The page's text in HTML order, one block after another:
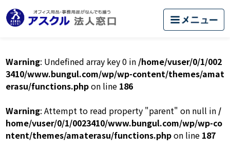
Warning: Undefined array key 0 in /home/vuser/0/1/002
3410/www.bungul.com/wp/wp-content/themes/amat
erasu/functions.phpon line 186
Warning: Attempt to read property "parent" on null in /
home/vuser/0/1/0023410/www.bungul.com/wp/wp-co
ntent/themes/amaterasu/functions.phpon line 187